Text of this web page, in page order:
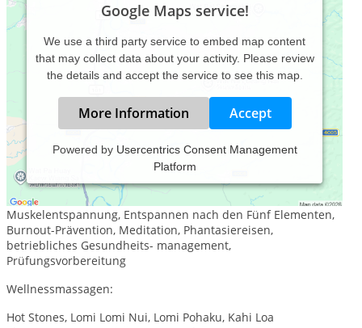
Google Maps service!
We use a third party service to embed map content
that may collect data about your activity. Please review
the details and accept the service to see this map.
More Information Accept
Powered by Usercentrics Consent Management
Platform
Entspannungs- und Stressmanagementtraining:
offene Entspannungsgruppe, Autogenes Training, Progressive
Muskelentspannung, Entspannen nach den Fünf Elementen,
Burnout-Prävention, Meditation, Phantasiereisen,
betriebliches Gesundheits- management,
Prüfungsvorbereitung
Wellnessmassagen:
Hot Stones, Lomi Lomi Nui, Lomi Pohaku, Kahi Loa